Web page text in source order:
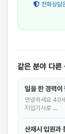
전화상담
같은 분야 다른
일을 한 경력이
안녕하세요 40
지입기사로 …
산재시 입원과